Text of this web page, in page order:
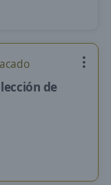
de